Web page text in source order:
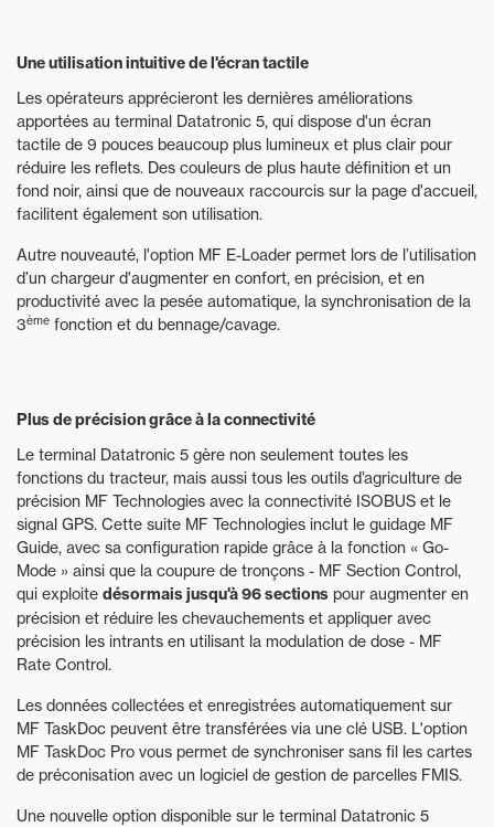
Une utilisation intuitive de l'écran tactile
Les opérateurs apprécieront les dernières améliorations
apportées au terminal Datatronic 5, qui dispose d'un écran
tactile de 9 pouces beaucoup plus lumineux et plus clair pour
réduire les reflets. Des couleurs de plus haute définition et un
fond noir, ainsi que de nouveaux raccourcis sur la page d'accueil,
facilitent également son utilisation.
Autre nouveauté, l'option MF E-Loader permet lors de l’utilisation
d’un chargeur d'augmenter en confort, en précision, et en
productivité avec la pesée automatique, la synchronisation de la
3ème fonction et du bennage/cavage.
Plus de précision grâce à la connectivité
Le terminal Datatronic 5 gère non seulement toutes les
fonctions du tracteur, mais aussi tous les outils d’agriculture de
précision MF Technologies avec la connectivité ISOBUS et le
signal GPS. Cette suite MF Technologies inclut le guidage MF
Guide, avec sa configuration rapide grâce à la fonction « Go-
Mode » ainsi que la coupure de tronçons - MF Section Control,
qui exploite désormais jusqu'à 96 sections pour augmenter en
précision et réduire les chevauchements et appliquer avec
précision les intrants en utilisant la modulation de dose - MF
Rate Control.
Les données collectées et enregistrées automatiquement sur
MF TaskDoc peuvent être transférées via une clé USB. L'option
MF TaskDoc Pro vous permet de synchroniser sans fil les cartes
de préconisation avec un logiciel de gestion de parcelles FMIS.
Une nouvelle option disponible sur le terminal Datatronic 5